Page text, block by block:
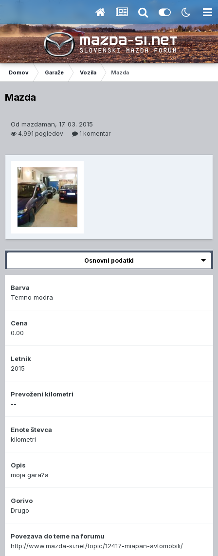
Domov Garaže Vozila Mazda
Mazda
Od mazdaman, 17. 03. 2015
4.991 pogledov 1 komentar
Osnovni podatki
Barva
Temno modra
Cena
0.00
Letnik
2015
Prevoženi kilometri
--
Enote števca
kilometri
Opis
moja gara?a
Gorivo
Drugo
Povezava do teme na forumu
http://www.mazda-si.net/topic/12417-miapan-avtomobili/